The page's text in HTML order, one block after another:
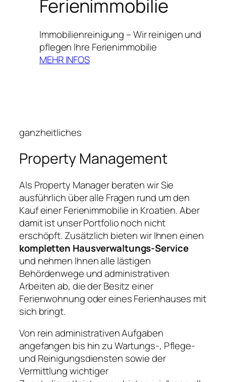
Ferienimmobilie
Immobilienreinigung – Wir reinigen und
pflegen Ihre Ferienimmobilie
MEHR INFOS
ganzheitliches
Property Management
Als Property Manager beraten wir Sie
ausführlich über alle Fragen rund um den
Kauf einer Ferienimmobilie in Kroatien. Aber
damit ist unser Portfolio noch nicht
erschöpft. Zusätzlich bieten wir Ihnen einen
kompletten Hausverwaltungs-Service
und nehmen Ihnen alle lästigen
Behördenwege und administrativen
Arbeiten ab, die der Besitz einer
Ferienwohnung oder eines Ferienhauses mit
sich bringt.
Von rein administrativen Aufgaben
angefangen bis hin zu Wartungs-, Pflege-
und Reinigungsdiensten sowie der
Vermittlung wichtiger